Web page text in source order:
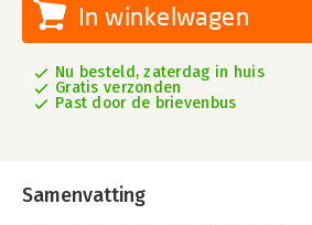
In winkelwagen
Nu besteld, zaterdag in huis
Gratis verzonden
Past door de brievenbus
Samenvatting